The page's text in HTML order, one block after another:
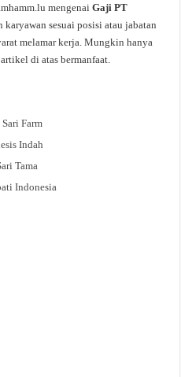
mengenaiGaji PT
karyawan sesuai posisi atau jabatan
melamar kerja. Mungkin hanya
di atas bermanfaat.
Farm
Indah
Tama
Indonesia